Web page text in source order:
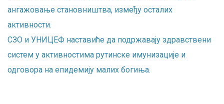
ангажовање становништва, између осталих
активности.
СЗО и УНИЦЕФ наставиће да подржавају здравствени
систем у активностима рутинске имунизације и
одговора на епидемију малих богиња.